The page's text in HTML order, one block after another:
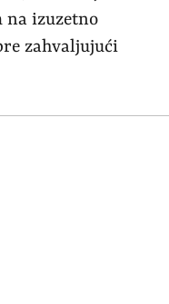
na izuzetno
zahvaljujući